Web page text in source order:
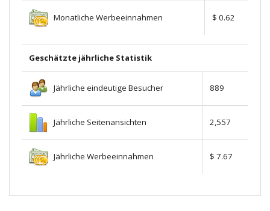
Monatliche Werbeeinnahmen $ 0.62
Geschätzte jährliche Statistik
Jährliche eindeutige Besucher 889
Jährliche Seitenansichten 2,557
Jährliche Werbeeinnahmen $ 7.67